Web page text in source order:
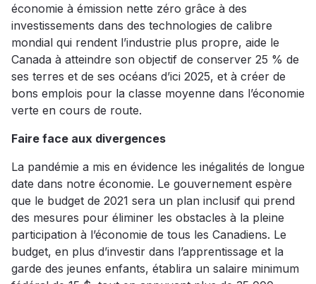
économie à émission nette zéro grâce à des
investissements dans des technologies de calibre
mondial qui rendent l’industrie plus propre, aide le
Canada à atteindre son objectif de conserver 25 % de
ses terres et de ses océans d’ici 2025, et à créer de
bons emplois pour la classe moyenne dans l’économie
verte en cours de route.
Faire face aux divergences
La pandémie a mis en évidence les inégalités de longue
date dans notre économie. Le gouvernement espère
que le budget de 2021 sera un plan inclusif qui prend
des mesures pour éliminer les obstacles à la pleine
participation à l’économie de tous les Canadiens. Le
budget, en plus d’investir dans l’apprentissage et la
garde des jeunes enfants, établira un salaire minimum